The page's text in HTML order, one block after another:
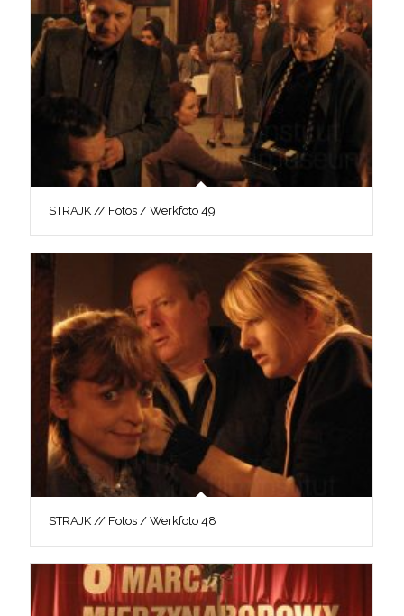
STRAJK // Fotos / Werkfoto 49
STRAJK // Fotos / Werkfoto 48